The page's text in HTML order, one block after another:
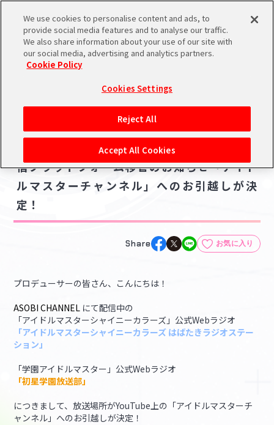
スケジュール 検索
バンダイナムコIDで
アイドルマスター ポータルへの登録について
シリアルコード・
あいことば
活動履歴
閲覧履歴・購入履歴 Pレポ
チェックイン お気に入り
マイデスク設定変更
ニュース
ラジオ メディア
2026.06.01
【シャニラジHBTK】【初星学園放送部】配
信プラットフォーム移管のお知らせ「アイド
ルマスターチャンネル」へのお引越しが決
定！
Share お気に入り
プロデューサーの皆さん、こんにちは！
ASOBI CHANNEL にて配信中の
「アイドルマスターシャイニーカラーズ」公式Webラジオ
「アイドルマスターシャイニーカラーズ はばたきラジオステー
ション」
「学園アイドルマスター」公式Webラジオ
「初星学園放送部」
につきまして、放送場所がYouTube上の「アイドルマスターチ
ャンネル」へのお引越しが決定！
We use cookies to personalise content and ads, to
provide social media features and to analyse our traffic.
We also share information about your use of our site with
our social media, advertising and analytics partners.
Cookie Policy
Cookies Settings
Reject All
Accept All Cookies